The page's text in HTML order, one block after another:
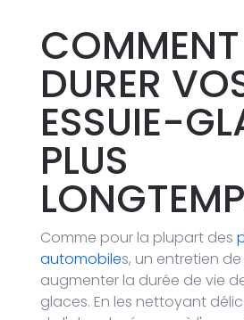
COMMENT
DURER
ESSUIE-
PLUS
Comme pour la plupart des
automobiles, un entretien
augmenter la durée de vie
glaces. En les nettoyant